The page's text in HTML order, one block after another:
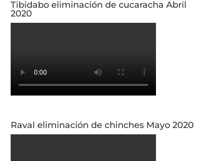
Tibidabo eliminación de cucaracha Abril
2020
Raval eliminación de chinches Mayo 2020